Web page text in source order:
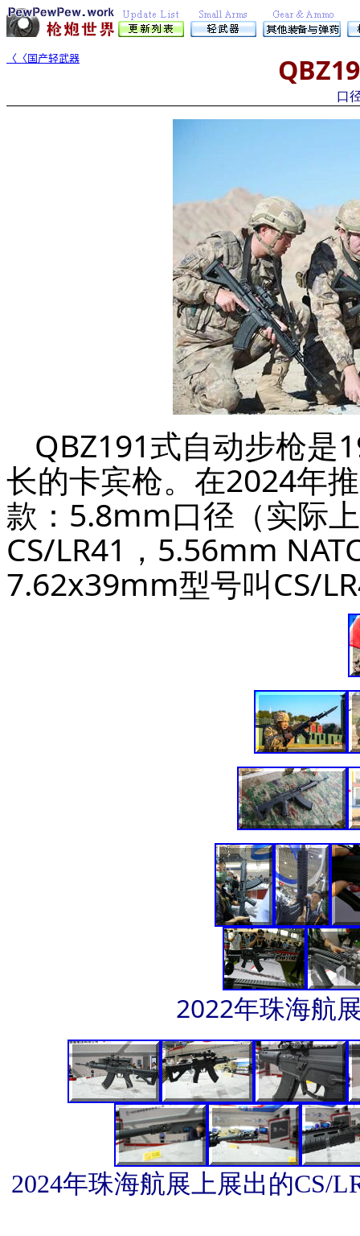
〈〈国产轻武器
口
QBZ191式自动步枪是
长的卡宾枪。在2024年
款：5.8mm口径（实际
CS/LR41，5.56mm
7.62x39mm型号叫CS/
2022年珠海航
2024年珠海航展上展出的CS/